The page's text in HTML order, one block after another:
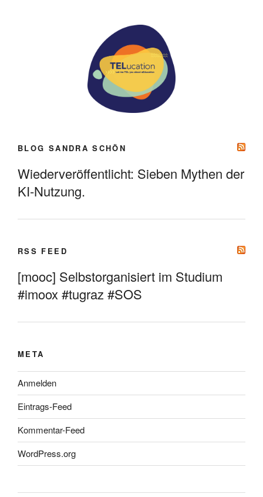
BLOG SANDRA SCHÖN
Wiederveröffentlicht: Sieben Mythen der
KI-Nutzung.
RSS FEED
[mooc] Selbstorganisiert im Studium
#imoox #tugraz #SOS
META
Anmelden
Eintrags-Feed
Kommentar-Feed
WordPress.org